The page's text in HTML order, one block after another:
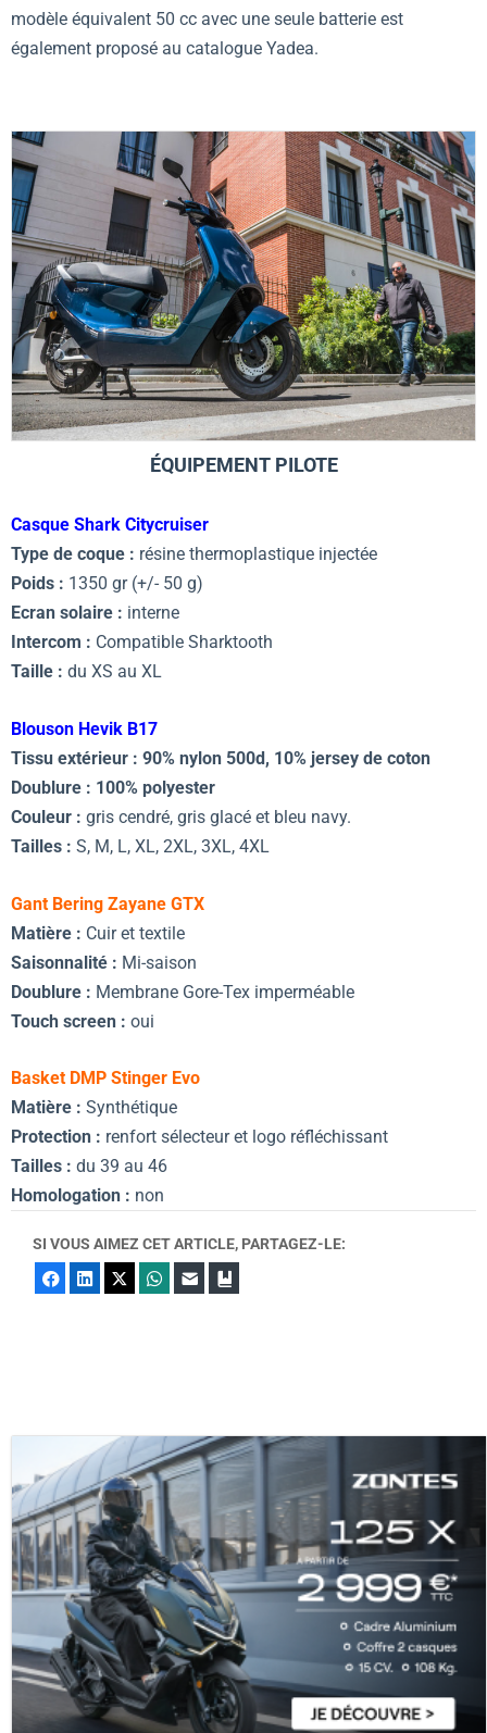
modèle équivalent 50 cc avec une seule batterie est
également proposé au catalogue Yadea.
ÉQUIPEMENT PILOTE
Casque Shark Citycruiser
Type de coque : résine thermoplastique injectée
Poids : 1350 gr (+/- 50 g)
Ecran solaire : interne
Intercom : Compatible Sharktooth
Taille : du XS au XL
Blouson Hevik B17
Tissu extérieur : 90% nylon 500d, 10% jersey de coton
Doublure : 100% polyester
Couleur : gris cendré, gris glacé et bleu navy.
Tailles : S, M, L, XL, 2XL, 3XL, 4XL
Gant Bering Zayane GTX
Matière : Cuir et textile
Saisonnalité : Mi-saison
Doublure : Membrane Gore-Tex imperméable
Touch screen : oui
Basket DMP Stinger Evo
Matière : Synthétique
Protection : renfort sélecteur et logo réfléchissant
Tailles : du 39 au 46
Homologation : non
SI VOUS AIMEZ CET ARTICLE, PARTAGEZ-LE:
FacebookLinkedIn WhatsApp
E-mail